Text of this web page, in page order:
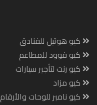
كيو هوتيل للفنادق
كيو فوود للمطاعم
كيو رنت لتأجير سيارات
كيو مزاد
كيو نامبر للوحات والأرقام